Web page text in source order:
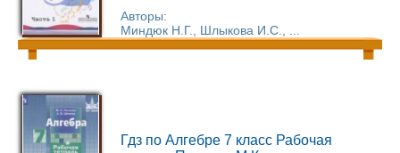
Авторы:
Миндюк Н.Г., Шлыкова И.С., ...
Гдз по Алгебре 7 класс Рабочая